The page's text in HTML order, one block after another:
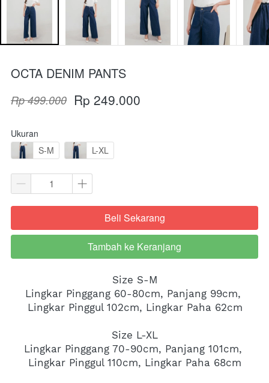
OCTA DENIM PANTS
Rp 499.000 Rp 249.000
Ukuran
S-M
L-XL
`Beli Sekarang
`
Tambah ke Keranjang
Size S-M
Lingkar Pinggang 60-80cm, Panjang 99cm,
Lingkar Pinggul 102cm, Lingkar Paha 62cm
Size L-XL
Lingkar Pinggang 70-90cm, Panjang 101cm,
Lingkar Pinggul 110cm, Lingkar Paha 68cm